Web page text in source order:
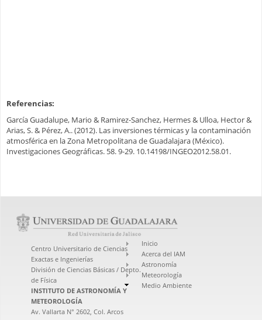
Referencias:
García Guadalupe, Mario & Ramirez-Sanchez, Hermes & Ulloa, Hector &
Arias, S. & Pérez, A.. (2012). Las inversiones térmicas y la contaminación
atmosférica en la Zona Metropolitana de Guadalajara (México).
Investigaciones Geográficas. 58. 9-29. 10.14198/INGEO2012.58.01.
Centro Universitario de Ciencias
Exactas e Ingenierías
División de Ciencias Básicas / Depto.
de Física
INSTITUTO DE ASTRONOMÍA Y
METEOROLOGÍA
Av. Vallarta N° 2602, Col. Arcos
Inicio
Acerca del IAM
Astronomía
Meteorología
Medio Ambiente